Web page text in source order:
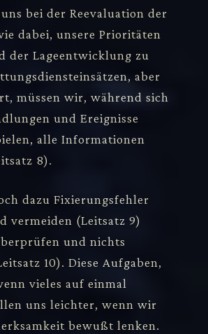
bei der Reevaluation der
dabei, unsere Prioritäten
der Lageentwicklung zu
aber
müssen wir, während sich
und Ereignisse
alle Informationen
8).
dazu Fixierungsfehler
vermeiden (Leitsatz 9)
und nichts
10). Diese Aufgaben,
vieles auf einmal
uns leichter, wenn wir
bewußt lenken.